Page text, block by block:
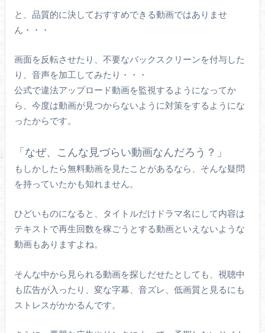
と、品質的に決しておすすめできる動画ではありませ
ん・・・
画面を反転させたり、不要なバックスクリーンを付与した
り、音声を加工してみたり・・・
公式で違法アップロード動画を監視するようになってか
ら、今度は動画が見つからないように対策をするようにな
ったからです。
「なぜ、こんな見づらい動画なんだろう？」
もしかしたら無料動画を見たことがあるなら、そんな疑問
を持っていたかも知れません。
ひどいものになると、タイトルだけドラマ名にして内容は
テキストで再生回数を稼ごうとする動画といえないような
動画もありますよね。
そんな中から見られる動画を探しだせたとしても、視聴中
も広告が入ったり、変な字幕、音ズレ、低画質と見るにも
ストレスがかかるんです。